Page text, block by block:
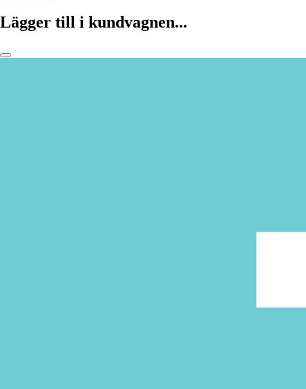
Lägger till i kundvagnen...